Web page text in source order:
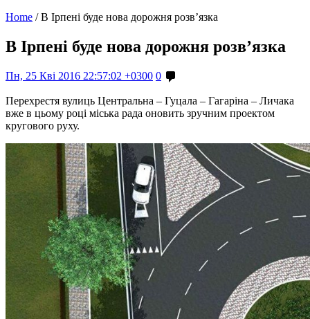
Home / В Ірпені буде нова дорожня розв’язка
В Ірпені буде нова дорожня розв’язка
Пн, 25 Кві 2016 22:57:02 +0300 0
Перехрестя вулиць Центральна – Гуцала – Гагаріна – Личака
вже в цьому році міська рада оновить зручним проектом
кругового руху.